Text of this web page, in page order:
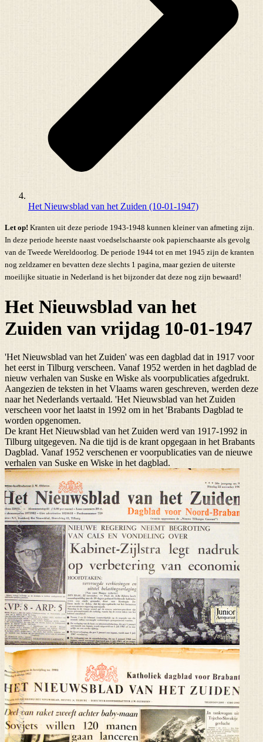
Het Nieuwsblad van het Zuiden (10-01-1947)
Let op! Kranten uit deze periode 1943-1948 kunnen kleiner van afmeting zijn.
In deze periode heerste naast voedselschaarste ook papierschaarste als gevolg
van de Tweede Wereldoorlog. De periode 1944 tot en met 1945 zijn de kranten
nog zeldzamer en bevatten deze slechts 1 pagina, maar gezien de uiterste
moeilijke situatie in Nederland is het bijzonder dat deze nog zijn bewaard!
Het Nieuwsblad van het
Zuiden van vrijdag 10-01-1947
'Het Nieuwsblad van het Zuiden' was een dagblad dat in 1917 voor
het eerst in Tilburg verscheen. Vanaf 1952 werden in het dagblad de
nieuw verhalen van Suske en Wiske als voorpublicaties afgedrukt.
Aangezien de teksten in het Vlaams waren geschreven, werden deze
naar het Nederlands vertaald. 'Het Nieuwsblad van het Zuiden
verscheen voor het laatst in 1992 om in het 'Brabants Dagblad te
worden opgenomen.
De krant Het Nieuwsblad van het Zuiden werd van 1917-1992 in
Tilburg uitgegeven. Na die tijd is de krant opgegaan in het Brabants
Dagblad. Vanaf 1952 verschenen er voorpublicaties van de nieuwe
verhalen van Suske en Wiske in het dagblad.